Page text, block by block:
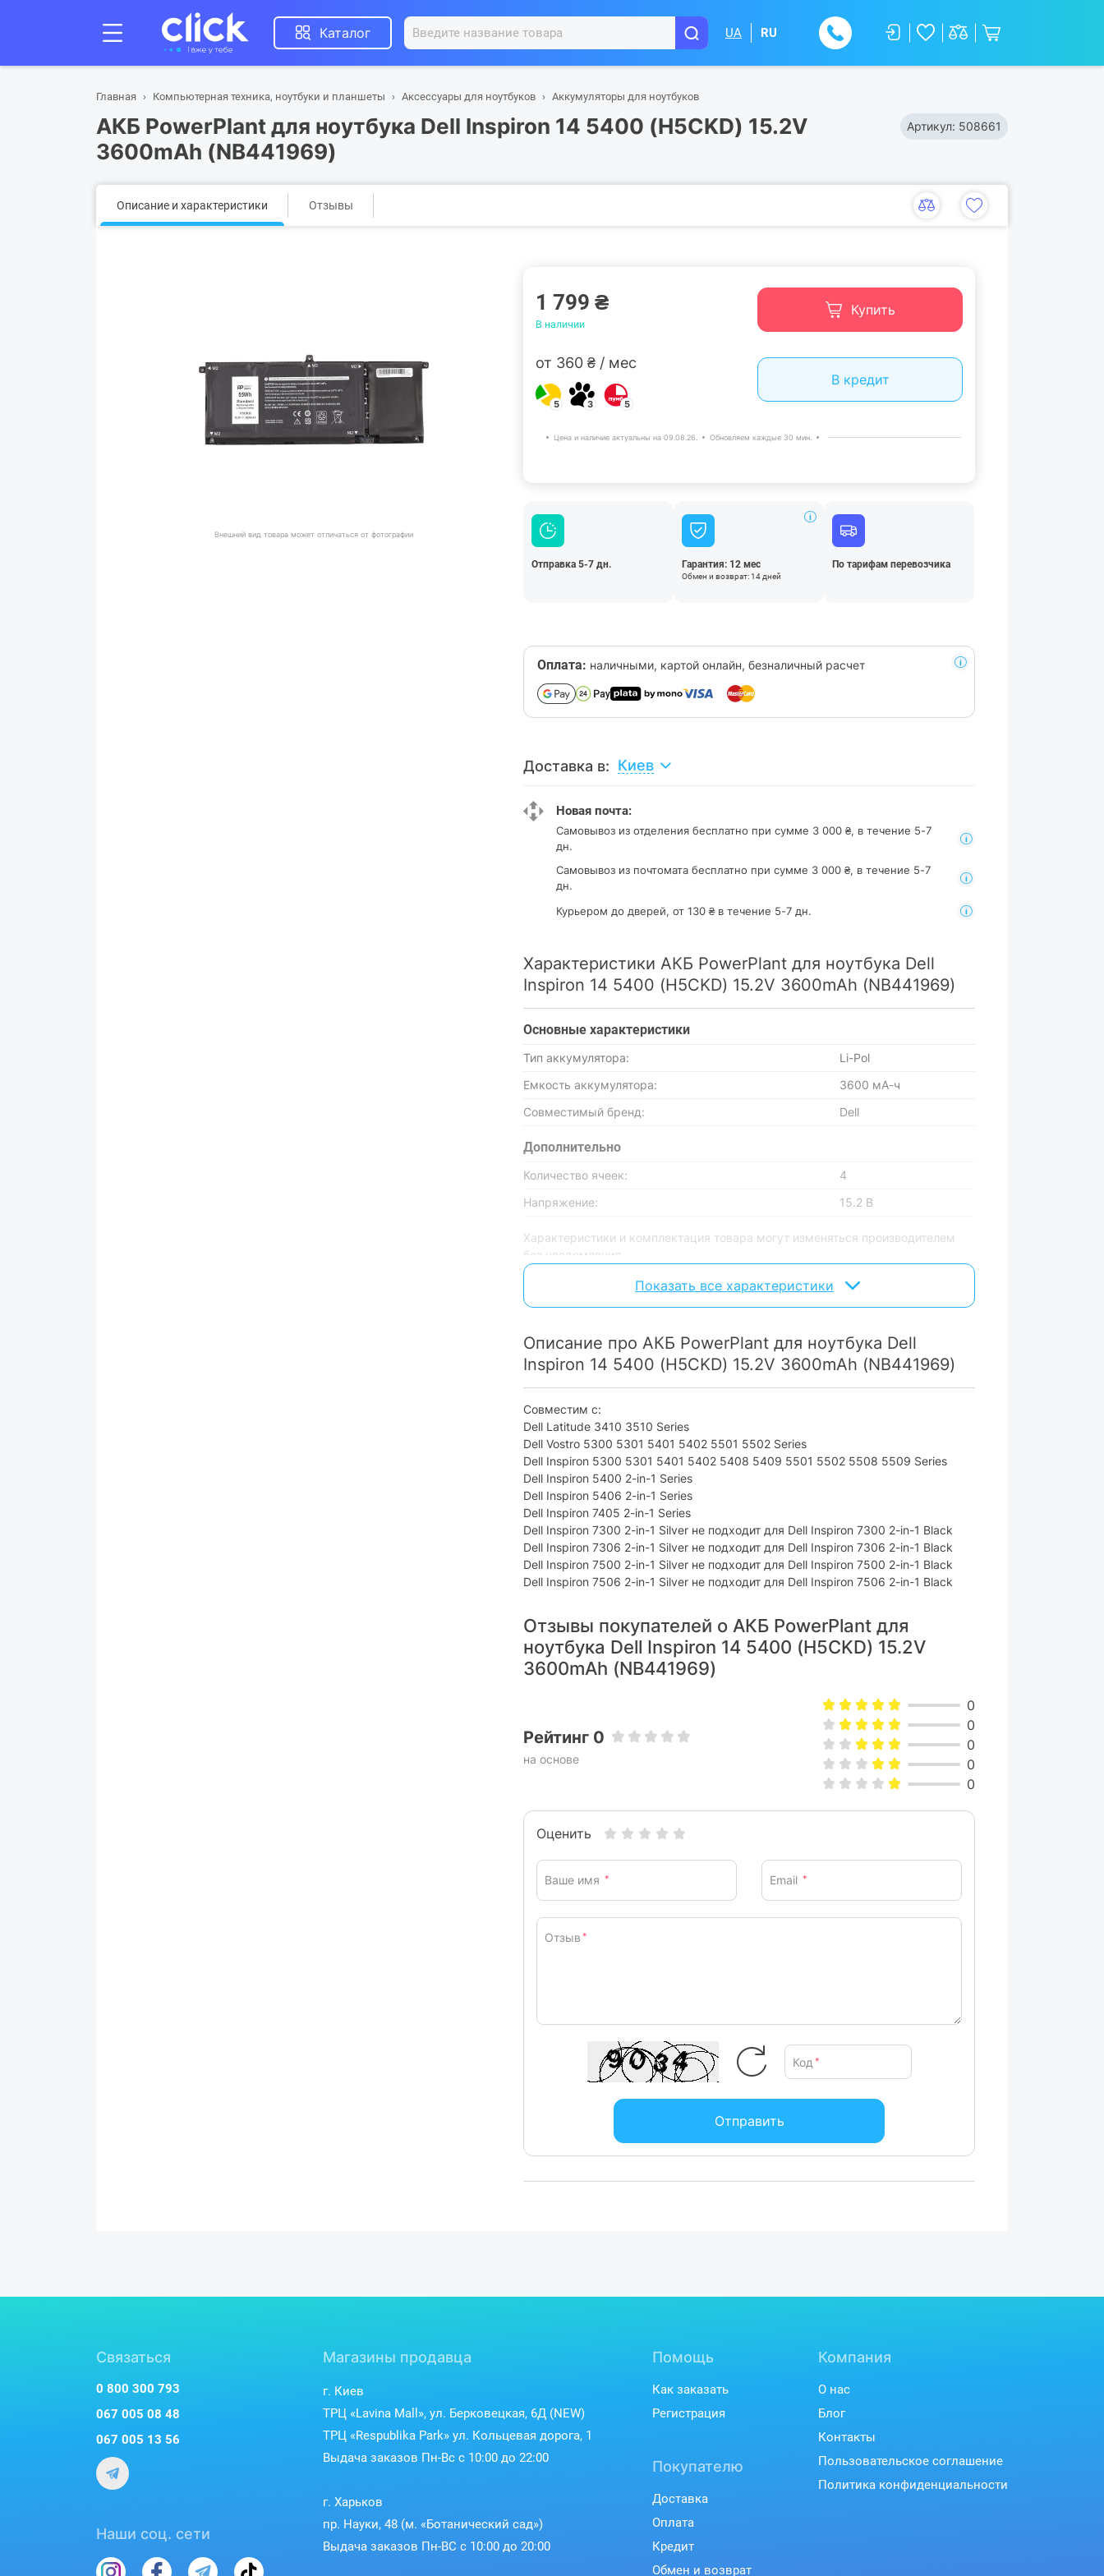
Каталог UA RU
Главная Компьютерная техника, ноутбуки и планшеты Аксессуары для ноутбуков Аккумуляторы для ноутбуков
АКБ PowerPlant для ноутбука Dell Inspiron 14 5400 (H5CKD) 15.2V
3600mAh (NB441969)
Артикул: 508661
Описание и характеристики Отзывы
Внешний вид товара может отличаться от фотографии
1 799 ₴
В наличии
Купить
от 360 ₴ / мес
5 3 5
В кредит
Цена и наличие актуальны на 09.08.26. Обновляем каждые 30 мин.
Отправка 5-7 дн. Гарантия: 12 мес
Обмен и возврат: 14 дней
По тарифам перевозчика
Оплата: наличными, картой онлайн, безналичный расчет
Доставка в: Киев
Новая почта:
Самовывоз из отделения бесплатно при сумме 3 000 ₴, в течение 5-7
дн.
Самовывоз из почтомата бесплатно при сумме 3 000 ₴, в течение 5-7
дн.
Курьером до дверей, от 130 ₴ в течение 5-7 дн.
Характеристики АКБ PowerPlant для ноутбука Dell
Inspiron 14 5400 (H5CKD) 15.2V 3600mAh (NB441969)
Основные характеристики
Тип аккумулятора:
Li-Pol
Емкость аккумулятора:
3600 мА-ч
Совместимый бренд:
Dell
Дополнительно
Количество ячеек:
4
Напряжение:
15.2 В
Характеристики и комплектация товара могут изменяться производителем
без уведомления.
Показать все характеристики
Описание про АКБ PowerPlant для ноутбука Dell
Inspiron 14 5400 (H5CKD) 15.2V 3600mAh (NB441969)
Совместим с:
Dell Latitude 3410 3510 Series
Dell Vostro 5300 5301 5401 5402 5501 5502 Series
Dell Inspiron 5300 5301 5401 5402 5408 5409 5501 5502 5508 5509 Series
Dell Inspiron 5400 2-in-1 Series
Dell Inspiron 5406 2-in-1 Series
Dell Inspiron 7405 2-in-1 Series
Dell Inspiron 7300 2-in-1 Silver не подходит для Dell Inspiron 7300 2-in-1 Black
Dell Inspiron 7306 2-in-1 Silver не подходит для Dell Inspiron 7306 2-in-1 Black
Dell Inspiron 7500 2-in-1 Silver не подходит для Dell Inspiron 7500 2-in-1 Black
Dell Inspiron 7506 2-in-1 Silver не подходит для Dell Inspiron 7506 2-in-1 Black
Отзывы покупателей о АКБ PowerPlant для
ноутбука Dell Inspiron 14 5400 (H5CKD) 15.2V
3600mAh (NB441969)
Рейтинг 0
на основе
0
0
0
0
0
Оценить
Ваше имя * Email *
Отзыв *
Код *
Отправить
Связаться
0 800 300 793
067 005 08 48
067 005 13 56
Наши соц. сети
Магазины продавца
г. Киев
ТРЦ «Lavina Mall», ул. Берковецкая, 6Д (NEW)
ТРЦ «Respublika Park» ул. Кольцевая дорога, 1
Выдача заказов Пн-Вс с 10:00 до 22:00
г. Харьков
пр. Науки, 48 (м. «Ботанический сад»)
Выдача заказов Пн-ВС с 10:00 до 20:00
Помощь
Как заказать
Регистрация
Покупателю
Доставка
Оплата
Кредит
Обмен и возврат
Компания
О нас
Блог
Контакты
Пользовательское соглашение
Политика конфиденциальности